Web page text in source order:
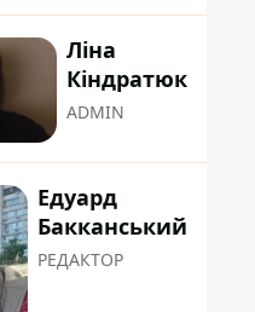
Ліна
Кіндратюк
ADMIN
Едуард
Бакканський
РЕДАКТОР